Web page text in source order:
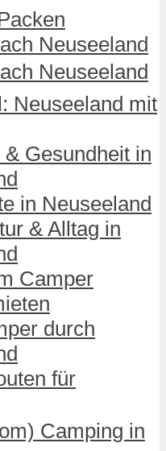
Neuseeland
Neuseeland
Neuseeland mit
Gesundheit in
in Neuseeland
& Alltag in
Camper
durch
für
Camping in